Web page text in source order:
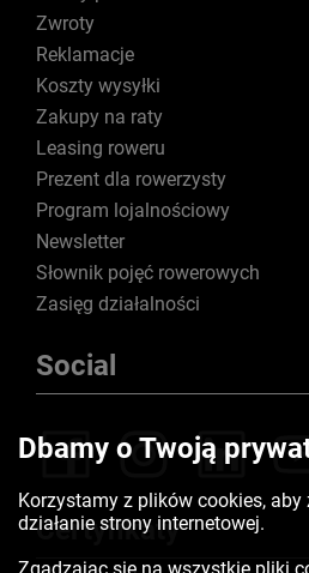
Zwroty
Reklamacje
Koszty wysyłki
Zakupy na raty
Leasing roweru
Prezent dla rowerzysty
Program lojalnościowy
Newsletter
Słownik pojęć rowerowych
Zasięg działalności
Social
Certyfikaty
Dbamy o Twoją
Korzystamy z plików cookies, aby
działanie strony internetowej.